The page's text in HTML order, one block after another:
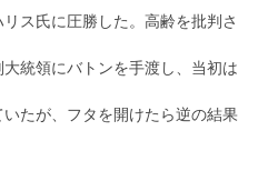
ス氏に圧勝した。高齢を批判さ
統領にバトンを手渡し、当初は
たが、フタを開けたら逆の結果